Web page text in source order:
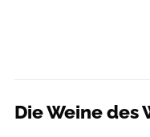
Die Weine des